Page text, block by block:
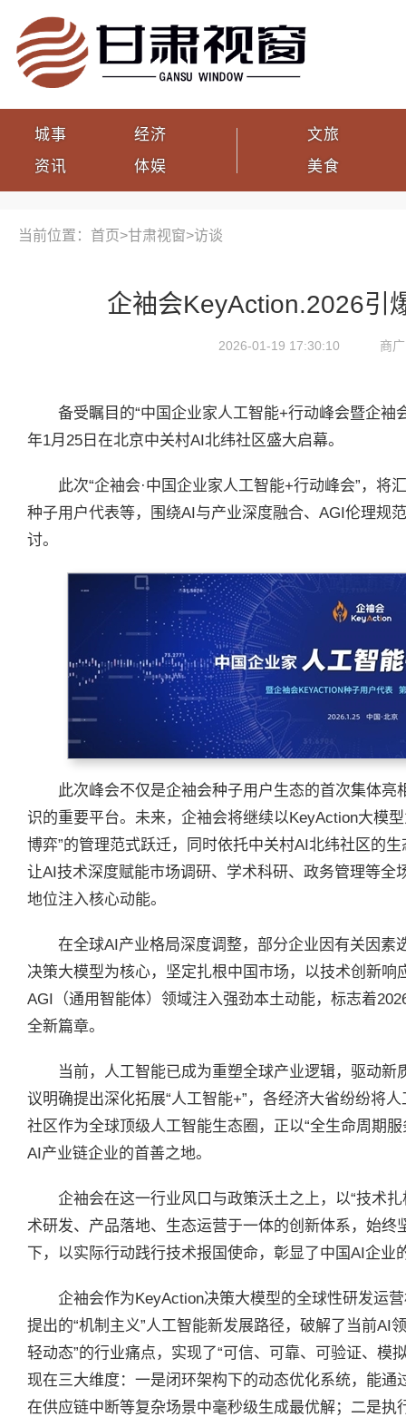
城事
资讯
经济
体娱
文旅
美食
当前位置：首页>甘肃视窗>访谈
企袖会KeyAction.2026引
2026-01-19 17:30:10 商
备受瞩目的“中国企业家人工智能+行动峰会暨企袖
年1月25日在北京中关村AI北纬社区盛大启幕。
此次“企袖会·中国企业家人工智能+行动峰会”，
种子用户代表等，围绕AI与产业深度融合、AGI伦理规
讨。
此次峰会不仅是企袖会种子用户生态的首次集体亮
识的重要平台。未来，企袖会将继续以KeyAction大模
博弈”的管理范式跃迁，同时依托中关村AI北纬社区的
让AI技术深度赋能市场调研、学术科研、政务管理等全
地位注入核心动能。
在全球AI产业格局深度调整，部分企业因有关因素
决策大模型为核心，坚定扎根中国市场，以技术创新响
AGI（通用智能体）领域注入强劲本土动能，标志着
全新篇章。
当前，人工智能已成为重塑全球产业逻辑，驱动
议明确提出深化拓展“人工智能+”，各经济大省纷纷将
社区作为全球顶级人工智能生态圈，正以“全生命周期
AI产业链企业的首善之地。
企袖会在这一行业风口与政策沃土之上，以“技术
术研发、产品落地、生态运营于一体的创新体系，始
下，以实际行动践行技术报国使命，彰显了中国AI企业
企袖会作为KeyAction决策大模型的全球性研发运
提出的“机制主义”人工智能新发展路径，破解了当前AI
轻动态”的行业痛点，实现了“可信、可靠、可验证、模
现在三大维度：一是闭环架构下的动态优化系统，能通
在供应链中断等复杂场景中毫秒级生成最优解；二是执